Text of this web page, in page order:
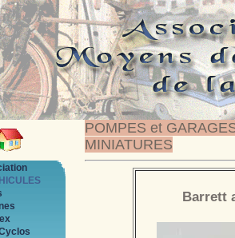
POMPES et
MINIATURES
Barrett